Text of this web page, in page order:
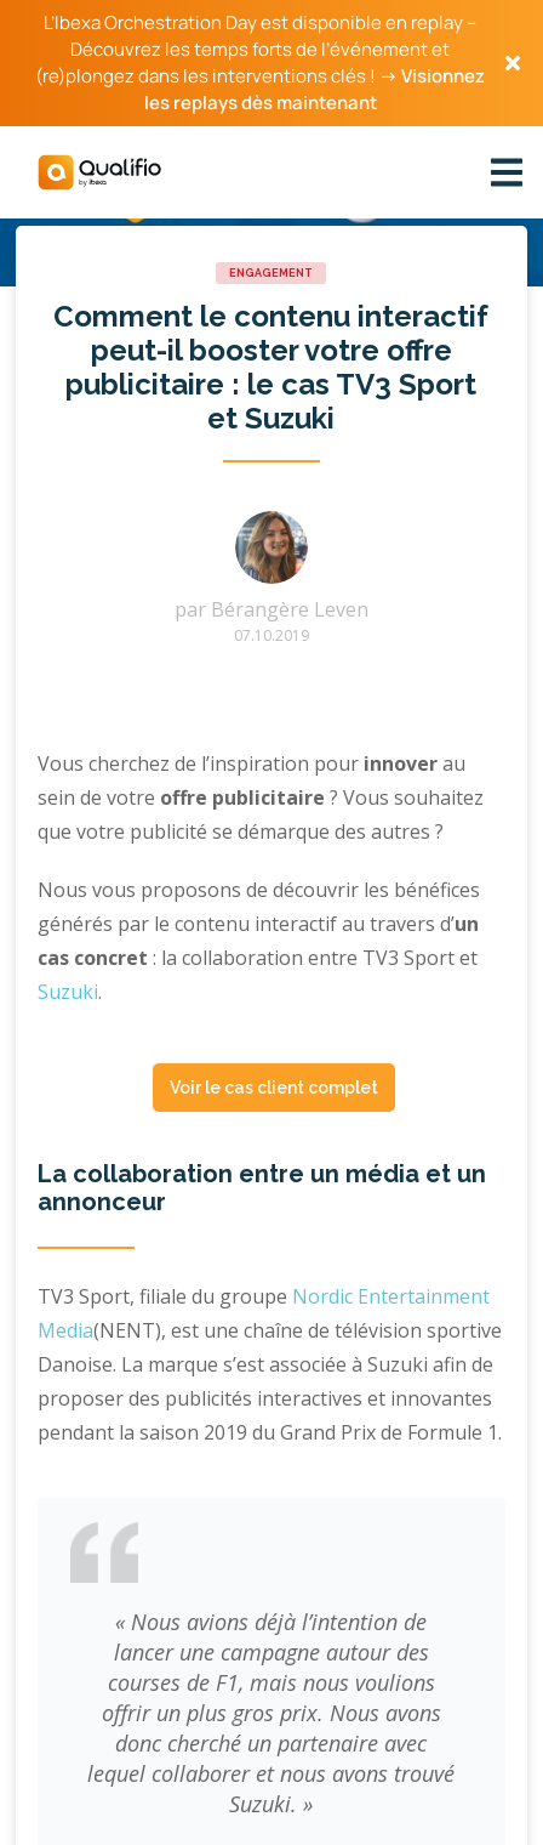
L’Ibexa Orchestration Day est disponible en replay –
Découvrez les temps forts de l’événement et
(re)plongez dans les interventions clés ! →Visionnez
les replays dès maintenant
ENGAGEMENT
Comment le contenu interactif
peut-il booster votre offre
publicitaire : le cas TV3 Sport
et Suzuki
par Bérangère Leven
07.10.2019
Vous cherchez de l’inspiration pour innoverau
sein de votre offre publicitaire ? Vous souhaitez
que votre publicité se démarque des autres ?
Nous vous proposons de découvrir les bénéfices
générés par le contenu interactif au travers d’un
cas concret: la collaboration entre TV3 Sport et
Suzuki.
Voir le cas client complet
La collaboration entre un média et un
annonceur
TV3 Sport, filiale du groupe Nordic Entertainment
Media(NENT), est une chaîne de télévision sportive
Danoise. La marque s’est associée à Suzuki afin de
proposer des publicités interactives et innovantes
pendant la saison 2019 du Grand Prix de Formule 1.
« Nous avions déjà l’intention de
lancer une campagne autour des
courses de F1, mais nous voulions
offrir un plus gros prix. Nous avons
donc cherché un partenaire avec
lequel collaborer et nous avons trouvé
Suzuki. »